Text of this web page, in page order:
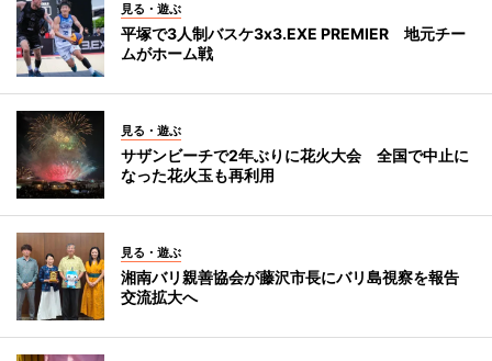
見る・遊ぶ
平塚で3人制バスケ3x3.EXE PREMIER 地元チー
ムがホーム戦
見る・遊ぶ
サザンビーチで2年ぶりに花火大会 全国で中止に
なった花火玉も再利用
見る・遊ぶ
湘南バリ親善協会が藤沢市長にバリ島視察を報告
交流拡大へ